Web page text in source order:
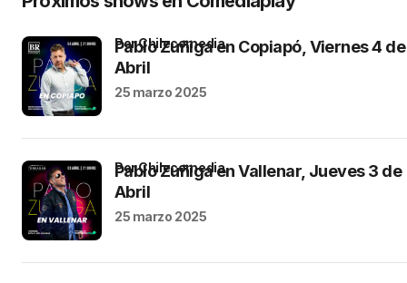
Pablo Zuñiga en Copiapó, Viernes 4 de
Abril
por Chilecomedia
25 marzo 2025
Pablo Zuñiga en Vallenar, Jueves 3 de
Abril
por Chilecomedia
25 marzo 2025